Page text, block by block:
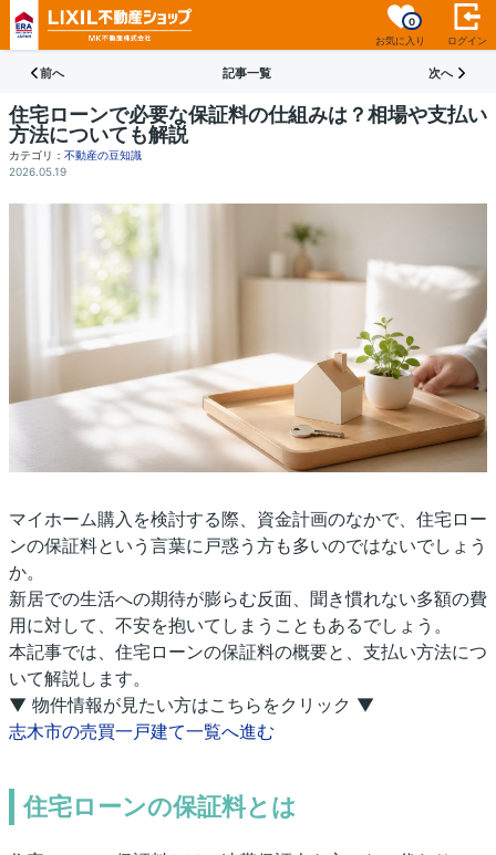
お気に入り
0
ログイン
前へ 記事一覧 次へ
住宅ローンで必要な保証料の仕組みは？相場や支払い
方法についても解説
カテゴリ： 不動産の豆知識
2026.05.19
マイホーム購入を検討する際、資金計画のなかで、住宅ロー
ンの保証料という言葉に戸惑う方も多いのではないでしょう
か。
新居での生活への期待が膨らむ反面、聞き慣れない多額の費
用に対して、不安を抱いてしまうこともあるでしょう。
本記事では、住宅ローンの保証料の概要と、支払い方法につ
いて解説します。
▼ 物件情報が見たい方はこちらをクリック ▼
志木市の売買一戸建て一覧へ進む
住宅ローンの保証料とは